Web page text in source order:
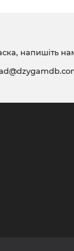
напишіть